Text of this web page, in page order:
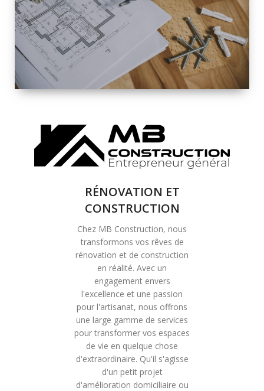
SOLUTIONS DE
RÉNOVATION
COMPLÈTE
RÉNOVATION ET
CONSTRUCTION
Chez MB Construction, nous
transformons vos rêves de
rénovation et de construction
en réalité. Avec un
engagement envers
l'excellence et une passion
pour l'artisanat, nous offrons
une large gamme de services
pour transformer vos espaces
de vie en quelque chose
d'extraordinaire. Qu'il s'agisse
d'un petit projet
d'amélioration domiciliaire ou